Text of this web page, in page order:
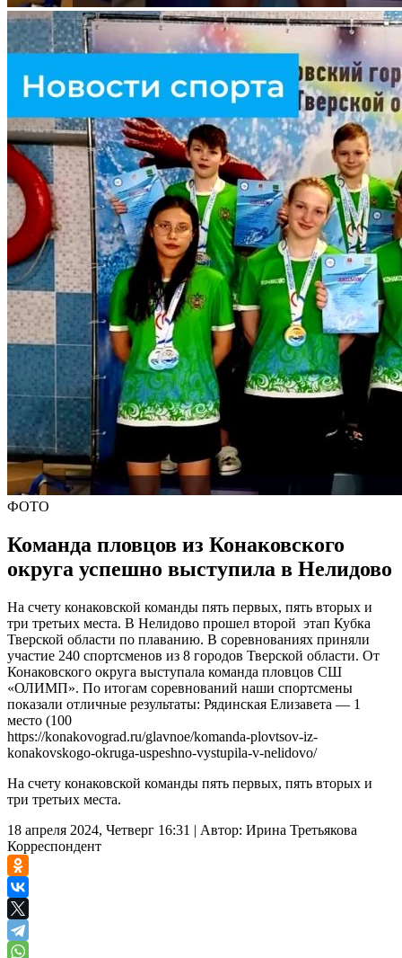
ФОТО
Команда пловцов из Конаковского
округа успешно выступила в Нелидово
На счету конаковской команды пять первых, пять вторых и
три третьих места. В Нелидово прошел второй этап Кубка
Тверской области по плаванию. В соревнованиях приняли
участие 240 спортсменов из 8 городов Тверской области. От
Конаковского округа выступала команда пловцов СШ
«ОЛИМП». По итогам соревнований наши спортсмены
показали отличные результаты: Рядинская Елизавета — 1
место (100
https://konakovograd.ru/glavnoe/komanda-plovtsov-iz-
konakovskogo-okruga-uspeshno-vystupila-v-nelidovo/
На счету конаковской команды пять первых, пять вторых и
три третьих места.
18 апреля 2024, Четверг 16:31 | Автор: Ирина Третьякова
Корреспондент